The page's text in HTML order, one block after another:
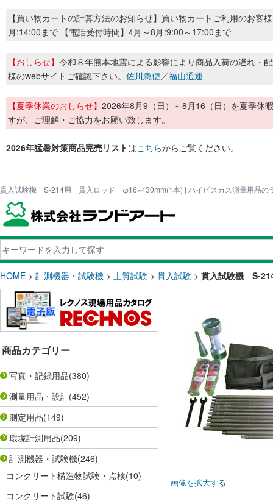
【買い物カートの計算方法のお知らせ】買い物カートご利用のお客
月:14:00まで 【電話受付時間】4月～8月:9:00～17:00まで
【おしらせ】 令和８年熊本地震による影響により商品入荷の遅れ・
様のwebサイトご確認下さい。 佐川急便／福山通運
【夏季休業のおしらせ】 2026年8月9（日）～8月16（日）を夏季休
すが、ご理解・ご協力をお願い致します。
2026年猛暑対策商品完売リストはこちらからご覧ください。
貫入試験機 S-214用 貫入ロッド φ16×430mm(1本) | ハイビスカス測量用品の
HOME > 計測機器・試験機 > 土質試験 > 貫入試験 > 貫入試験機 S-
商品カテゴリー
写真・記録用品(380)
測量用品・設計(452)
測定用品(149)
環境計測用品(209)
計測機器・試験機(246)
コンクリート構造物試験・点検(10)
コンクリート試験(46)
画像を拡大する